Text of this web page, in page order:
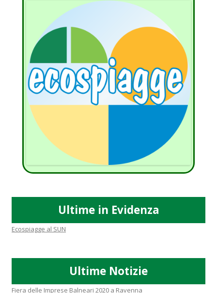
Ultime in Evidenza
Ecospiagge al SUN
Ultime Notizie
Fiera delle Imprese Balneari 2020 a Ravenna